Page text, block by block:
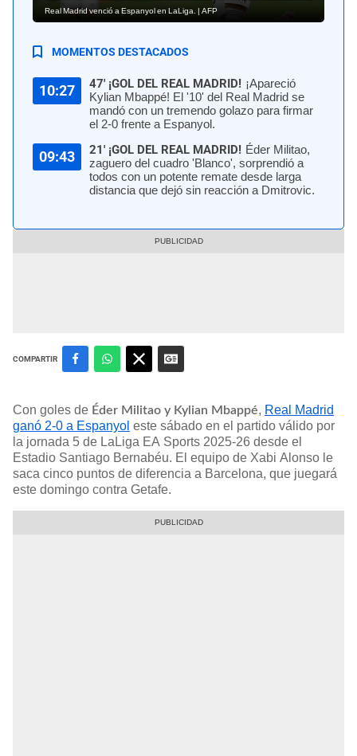
Real Madrid venció a Espanyol en LaLiga. | AFP
MOMENTOS DESTACADOS
10:27 47' ¡GOL DEL REAL MADRID! ¡Apareció
Kylian Mbappé! El '10' del Real Madrid se
mandó con un tremendo golazo para firmar
el 2-0 frente a Espanyol.
09:43 21' ¡GOL DEL REAL MADRID! Éder Militao,
zaguero del cuadro 'Blanco', sorprendió a
todos con un potente remate desde larga
distancia que dejó sin reacción a Dmitrovic.
COMPARTIR
Con goles de Éder Militao y Kylian Mbappé, Real Madrid
ganó 2-0 a Espanyol este sábado en el partido válido por
la jornada 5 de LaLiga EA Sports 2025-26 desde el
Estadio Santiago Bernabéu. El equipo de Xabi Alonso le
saca cinco puntos de diferencia a Barcelona, que juegará
este domingo contra Getafe.